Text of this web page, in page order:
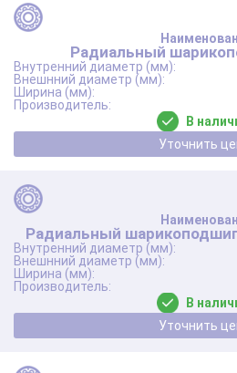
Радиальный
В
Радиальный
В